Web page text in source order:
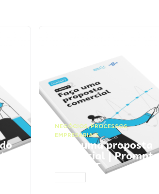
NEGÓCIOS,PROCESSOS
EMPRESARIAIS
Faça uma proposta
comercial | Prompts
ChatGPT